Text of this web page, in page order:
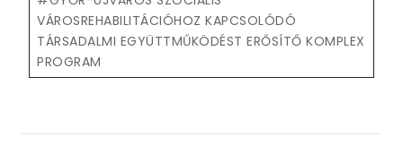
Tags:
VÁROSREHABILITÁCIÓHOZ KAPCSOLÓDÓ
TÁRSADALMI EGYÜTTMŰKÖDÉST ERŐSÍTŐ KOMPLEX
PROGRAM